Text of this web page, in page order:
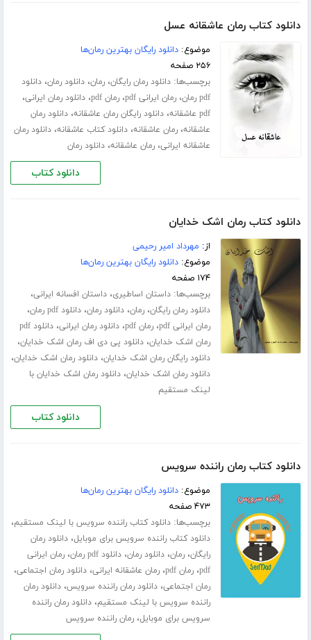
دانلود کتاب رمان عاشقانه عسل
موضوع:دانلود رایگان بهترین رمان‌ها
۲۵۶ صفحه
برچسب‌ها:دانلود رمان رایگان،رمان،دانلود رمان،دانلود
pdf رمان
،رمان ایرانی pdf ،رمان pdf ،دانلود رمان ایرانی،
pdf عاشقانه ،دانلود رایگان رمان عاشقانه،دانلود رمان
عاشقانه،رمان عاشقانه،دانلود کتاب عاشقانه،دانلود رمان
عاشقانه ایرانی،رمان عاشقانه،دانلود رمان
دانلود کتاب
دانلود کتاب رمان اشک خدایان
از: مهرداد امیر رحیمی
موضوع:دانلود رایگان بهترین رمان‌ها
۱۷۴ صفحه
برچسب‌ها:داستان اساطیری،داستان افسانه ایرانی،
دانلود رمان رایگان،رمان،دانلود رمان،دانلود pdf رمان ،
رمان ایرانی pdf ،رمان pdf ،دانلود رمان ایرانی،
دانلود pdf
رمان اشک خدایان،دانلود پی دی اف رمان اشک خدایان،
دانلود رایگان رمان اشک خدایان،دانلود رمان اشک خدایان،
دانلود رمان اشک خدایان،دانلود رمان اشک خدایان با
لینک مستقیم
دانلود کتاب
دانلود کتاب رمان راننده سرویس
موضوع:دانلود رایگان بهترین رمان‌ها
۴۷۳ صفحه
برچسب‌ها:دانلود کتاب راننده سرویس با لینک مستقیم،
دانلود کتاب راننده سرویس برای موبایل،دانلود رمان
رایگان،رمان،دانلود رمان،دانلود pdf رمان ،رمان ایرانی
pdf،رمان pdf ،رمان عاشقانه ایرانی،دانلود رمان اجتماعی،
رمان اجتماعی،دانلود رمان راننده سرویس،دانلود رمان
راننده سرویس با لینک مستقیم،دانلود رمان راننده
سرویس برای موبایل،رمان راننده سرویس